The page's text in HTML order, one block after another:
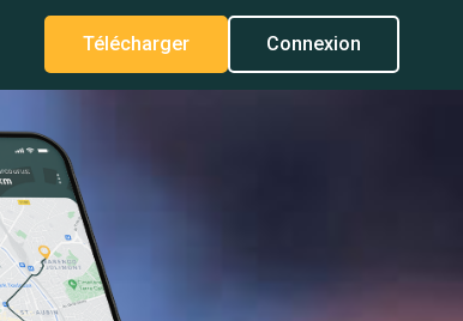
Télécharger Connexion